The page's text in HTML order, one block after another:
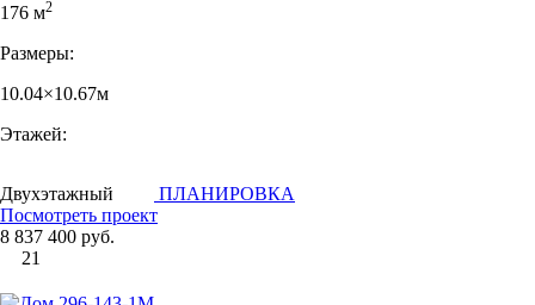
176 м2
Размеры:
10.04×10.67м
Этажей:
Двухэтажный
ПЛАНИРОВКА
Посмотреть проект
8 837 400 руб.
21